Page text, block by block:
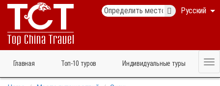
Русский
Главная Топ‑10 туров Индивидуальные туры